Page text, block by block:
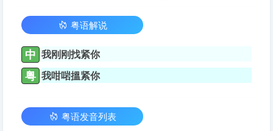
粤语解说
中 我刚刚找紧你
粤 我咁啱搵紧你
粤语发音列表